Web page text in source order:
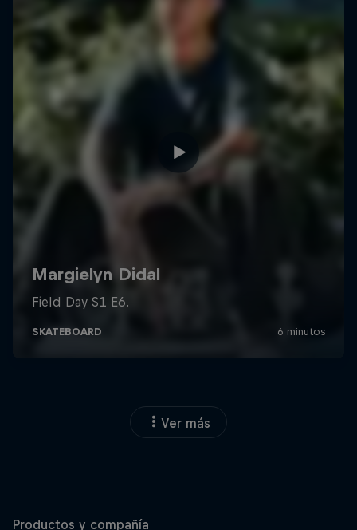
Ver más